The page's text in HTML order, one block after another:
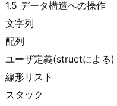
1.5 データ構造への操作
文字列
配列
ユーザ定義(structによる)
線形リスト
スタック